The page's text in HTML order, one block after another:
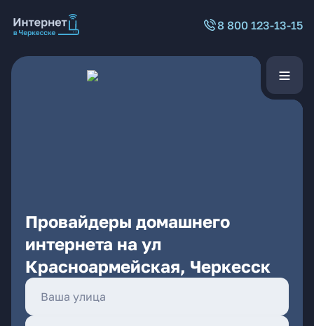
8 800 123-13-15
Провайдеры домашнего
интернета на ул
Красноармейская, Черкесск